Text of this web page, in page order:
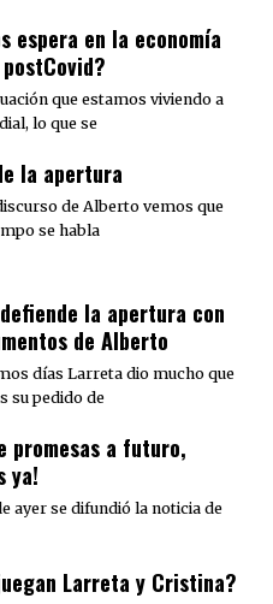
espera en la economía
que estamos viviendo a
lo que se
la apertura
de Alberto vemos que
se habla
la apertura con
de Alberto
días Larreta dio mucho que
su pedido de
promesas a futuro,
ya!
ayer se difundió la noticia de
Larreta y Cristina?